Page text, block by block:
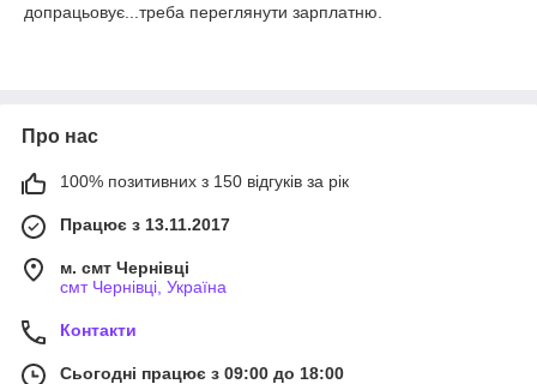
допрацьовує...треба переглянути зарплатню.
Про нас
100% позитивних з 150 відгуків за рік
Працює з 13.11.2017
м. смт Чернівці
смт Чернівці, Україна
Контакти
Сьогодні працює з 09:00 до 18:00